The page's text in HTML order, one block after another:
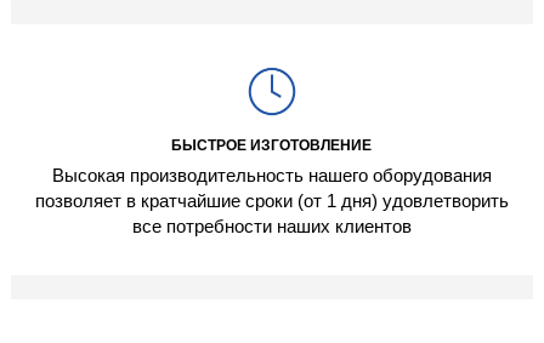
БЫСТРОЕ ИЗГОТОВЛЕНИЕ
Высокая производительность нашего оборудования
позволяет в кратчайшие сроки (от 1 дня) удовлетворить
все потребности наших клиентов